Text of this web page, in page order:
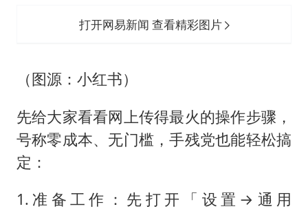
打开网易新闻 查看精彩图片
（图源：小红书）
先给大家看看网上传得最火的操作步骤，
号称零成本、无门槛，手残党也能轻松搞
定：
1.准备工作：先打开「设置→通用